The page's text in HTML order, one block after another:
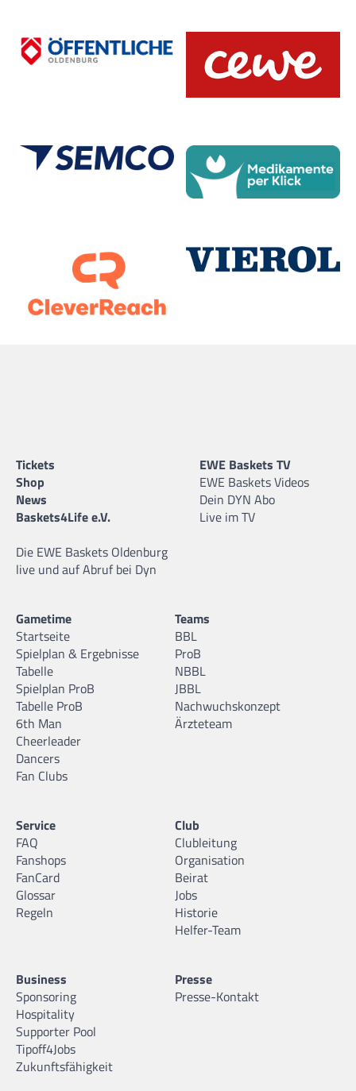
Tickets
Shop
News
Baskets4Life e.V.
Die EWE Baskets Oldenburg
live und auf Abruf bei Dyn
EWE Baskets TV
EWE Baskets Videos
Dein DYN Abo
Live im TV
Gametime
Startseite
Spielplan & Ergebnisse
Tabelle
Spielplan ProB
Tabelle ProB
6th Man
Cheerleader
Dancers
Fan Clubs
Teams
BBL
ProB
NBBL
JBBL
Nachwuchskonzept
Ärzteteam
Service
FAQ
Fanshops
FanCard
Glossar
Regeln
Club
Clubleitung
Organisation
Beirat
Jobs
Historie
Helfer-Team
Business
Sponsoring
Hospitality
Supporter Pool
Tipoff4Jobs
Zukunftsfähigkeit
Presse
Presse-Kontakt